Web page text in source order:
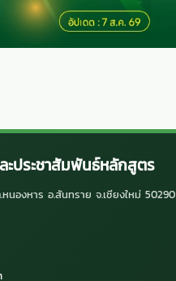
ประชาสัมพันธ์หลักสูตร
องหาร อ.สันทราย จ.เชียงใหม่ 50290